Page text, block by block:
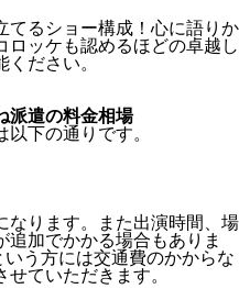
てるショー構成！心に語りか
ロッケも認めるほどの卓越し
ださい。
派遣の料金相場
下の通りです。
なります。また出演時間、場
追加でかかる場合もありま
う方には交通費のかからな
ていただきます。